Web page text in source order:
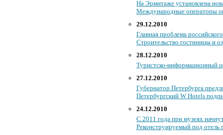
На Эрмитаже установлена
Международные операторы
29.12.2010
Главная проблема
Строительство гостиницы и
28.12.2010
Туристско-информационный
27.12.2010
Губернатор Петербурга
Петербургский W Hotels
24.12.2010
С 2011 года при музеях
Реконструируемый под отель